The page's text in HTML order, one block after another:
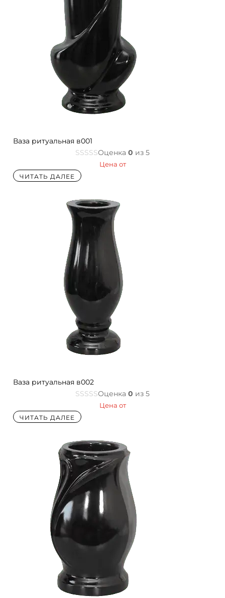
Ваза ритуальная в001
Оценка 0 из 5
Цена от
ЧИТАТЬ ДАЛЕЕ
Ваза ритуальная в002
Оценка 0 из 5
Цена от
ЧИТАТЬ ДАЛЕЕ